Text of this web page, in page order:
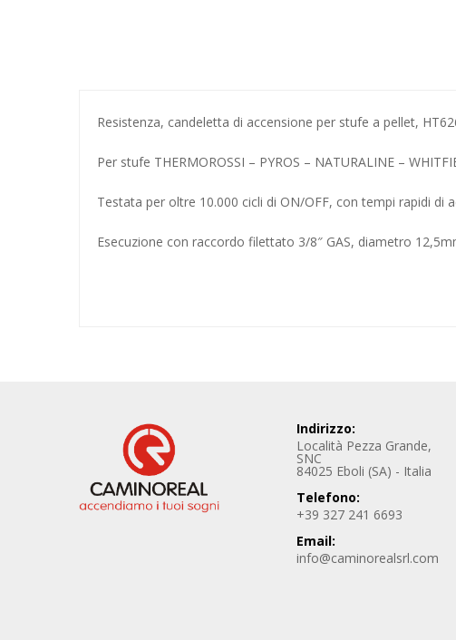
Resistenza, candeletta di accensione per stufe a pellet,
Per stufe THERMOROSSI – PYROS – NATURALINE –
Testata per oltre 10.000 cicli di ON/OFF, con tempi rapidi di
Esecuzione con raccordo filettato 3/8″ GAS, diametro
Indirizzo:
Località Pezza Grande,
SNC
84025 Eboli (SA) - Italia
Telefono:
+39 327 241 6693
Email:
info@caminorealsrl.com